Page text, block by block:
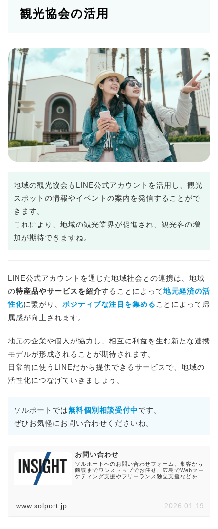
観光協会の活用
地域の観光協会もLINE公式アカウントを活用し、観光
スポットの情報やイベントの案内を発信することがで
きます。
これにより、地域の観光業界が促進され、観光客の増
加が期待できますね。
LINE公式アカウントを通じた地域社会との連携は、地域
の特産品やサービスを紹介することによって地元経済の活
性化に繋がり、 ポジティブな注目を集める ことによって帰
属感が向上されます。
地元の企業や個人が協力し、相互に利益を生む新たな連携
モデルが形成されることが期待されます。
日常的に使うLINEだから提供できるサービスで、地域の
活性化につなげていきましょう。
ソルポートでは無料個別相談受付中です。
ぜひお気軽にお問い合わせくださいね。
お問い合わせ
ソルポートへのお問い合わせフォーム。集客から
商談までワンストップでお任せ。広島でWebマー
ケティング支援やフリーランス独立支援などを得
www.solport.jp 2026.01.19